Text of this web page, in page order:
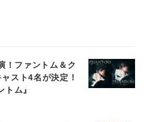
！ファントム＆ク
スト4名が決定！
ム』